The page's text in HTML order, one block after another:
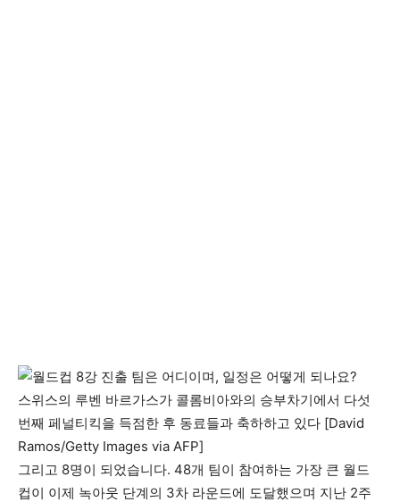
스위스의 루벤 바르가스가 콜롬비아와의 승부차기에서 다섯
번째 페널티킥을 득점한 후 동료들과 축하하고 있다 [David
Ramos/Getty Images via AFP]
그리고 8명이 되었습니다. 48개 팀이 참여하는 가장 큰 월드
컵이 이제 녹아웃 단계의 3차 라운드에 도달했으며 지난 2주